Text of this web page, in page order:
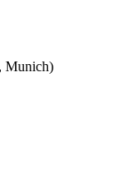
Munich)